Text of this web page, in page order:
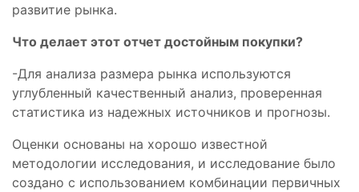
развитие рынка.
Что делает этот отчет достойным покупки?
-Для анализа размера рынка используются
углубленный качественный анализ, проверенная
статистика из надежных источников и прогнозы.
Оценки основаны на хорошо известной
методологии исследования, и исследование было
создано с использованием комбинации первичных